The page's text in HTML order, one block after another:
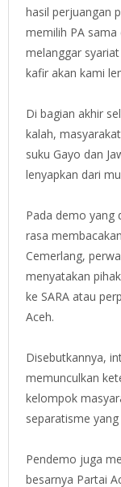
hasil perjuangan
memilih PA
melanggar
kafir akan kami
Di bagian akhir
kalah,
suku Gayo dan
lenyapkan dari
Pada demo yang
rasa
Cemerlang,
menyatakan
ke SARA atau
Aceh.
Disebutkannya,
memunculkan
kelompok
separatisme
Pendemo juga
besarnya Partai